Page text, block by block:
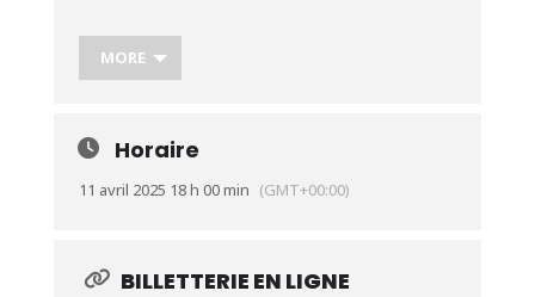
INFOS PRATIQUES
Bordeaux
MORE
Horaire
11 avril 2025 18 h 00 min (GMT+00:00)
BILLETTERIE EN LIGNE